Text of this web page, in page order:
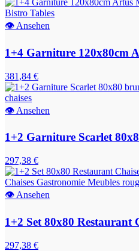
👁 Ansehen
1+4 Garniture 120x80cm
381,84 €
👁 Ansehen
1+2 Garniture Scarlet
297,38 €
👁 Ansehen
1+2 Set 80x80 Restaurant
297,38 €